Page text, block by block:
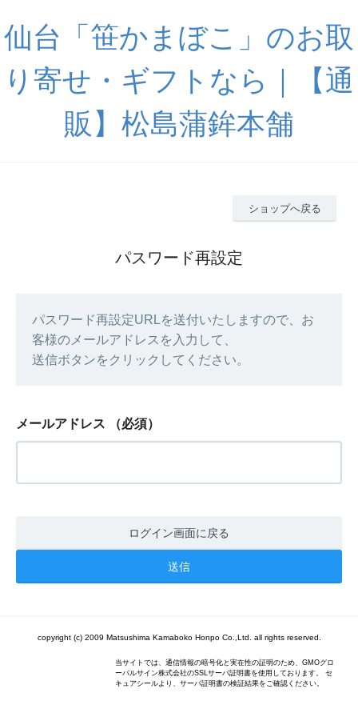
仙台「笹かまぼこ」のお取
り寄せ・ギフトなら｜【通
販】松島蒲鉾本舗
ショップへ戻る
パスワード再設定
パスワード再設定URLを送付いたしますので、お
客様のメールアドレスを入力して、
送信ボタンをクリックしてください。
メールアドレス （必須）
ログイン画面に戻る
copyright (c) 2009 Matsushima Kamaboko Honpo Co.,Ltd. all rights reserved.
当サイトでは、通信情報の暗号化と実在性の証明のため、GMOグロ
ーバルサイン株式会社のSSLサーバ証明書を使用しております。 セ
キュアシールより、サーバ証明書の検証結果をご確認ください。